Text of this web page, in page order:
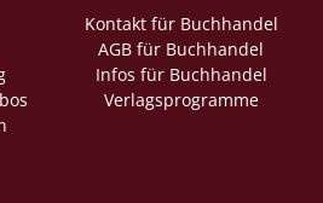
Kontakt für Buchhandel
AGB für Buchhandel
Infos für Buchhandel
Verlagsprogramme